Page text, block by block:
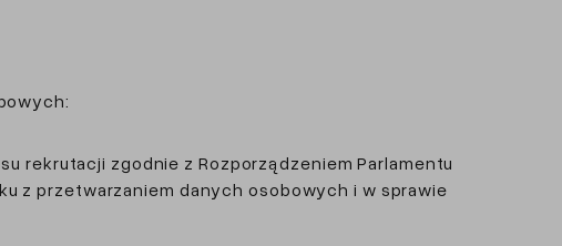
rekrutacji zgodnie z Rozporządzeniem Parlamentu
z przetwarzaniem danych osobowych i w sprawie